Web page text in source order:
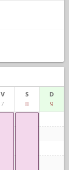
V
7
S
8
D
9